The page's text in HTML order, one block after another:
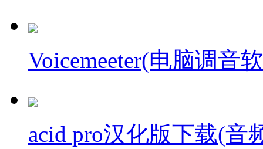
Voicemeeter(电脑调音
acid pro汉化版下载(音